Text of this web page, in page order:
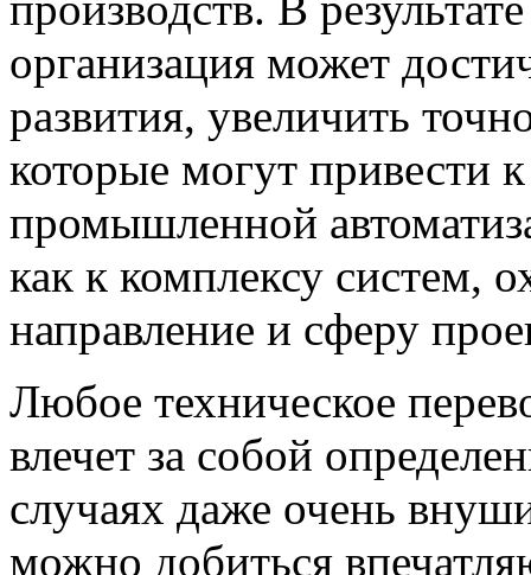
организация может
развития, увеличить
которые могут привести
промышленной
как к комплексу систем,
направление и сферу
Любое техническое
влечет за собой
случаях даже очень
можно добиться